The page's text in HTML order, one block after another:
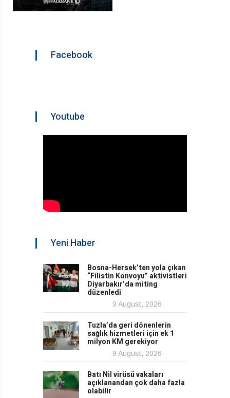
Facebook
Youtube
Yeni Haber
Bosna-Hersek’ten yola çıkan
“Filistin Konvoyu” aktivistleri
Diyarbakır’da miting
düzenledi
9 August, 2026
Tuzla’da geri dönenlerin
sağlık hizmetleri için ek 1
milyon KM gerekiyor
9 August, 2026
Batı Nil virüsü vakaları
açıklanandan çok daha fazla
olabilir